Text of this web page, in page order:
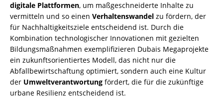
digitale Plattformen, um maßgeschneiderte Inhalte zu
vermitteln und so einen Verhaltenswandel zu fördern, der
für Nachhaltigkeitsziele entscheidend ist. Durch die
Kombination technologischer Innovationen mit gezielten
Bildungsmaßnahmen exemplifizieren Dubais Megaprojekte
ein zukunftsorientiertes Modell, das nicht nur die
Abfallbewirtschaftung optimiert, sondern auch eine Kultur
der Umweltverantwortung fördert, die für die zukünftige
urbane Resilienz entscheidend ist.